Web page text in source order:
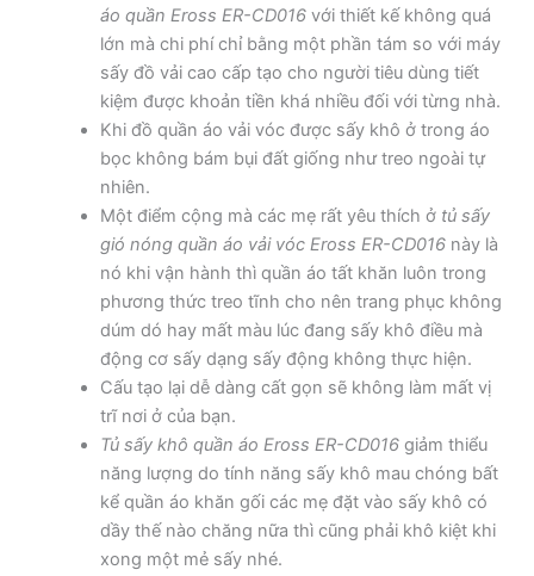
áo quần Eross ER-CD016với thiết kế không quá
lớn mà chi phí chỉ bằng một phần tám so với máy
sấy đồ vải cao cấp tạo cho người tiêu dùng tiết
kiệm được khoản tiền khá nhiều đối với từng nhà.
Khi đồ quần áo vải vóc được sấy khô ở trong áo
bọc không bám bụi đất giống như treo ngoài tự
nhiên.
Một điểm cộng mà các mẹ rất yêu thích ở tủ sấy
gió nóng quần áo vải vóc Eross ER-CD016này là
nó khi vận hành thì quần áo tất khăn luôn trong
phương thức treo tĩnh cho nên trang phục không
dúm dó hay mất màu lúc đang sấy khô điều mà
động cơ sấy dạng sấy động không thực hiện.
Cấu tạo lại dễ dàng cất gọn sẽ không làm mất vị
trĩ nơi ở của bạn.
Tủ sấy khô quần áo Eross ER-CD016giảm thiểu
năng lượng do tính năng sấy khô mau chóng bất
kể quần áo khăn gối các mẹ đặt vào sấy khô có
dầy thế nào chăng nữa thì cũng phải khô kiệt khi
xong một mẻ sấy nhé.